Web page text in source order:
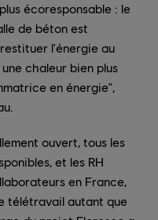
écoresponsable : le
de béton est
l'énergie au
chaleur bien plus
en énergie",
ouvert, tous les
et les RH
en France,
télétravail autant que